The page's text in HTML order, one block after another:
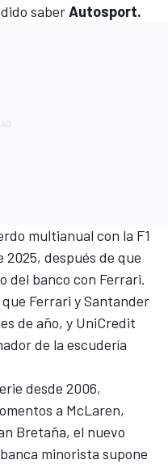
saberAutosport.
multianual con la F1
después de que
del banco con Ferrari.
Ferrari y Santander
de año, y UniCredit
de la escudería
desde 2006,
a McLaren,
Bretaña, el nuevo
minorista supone